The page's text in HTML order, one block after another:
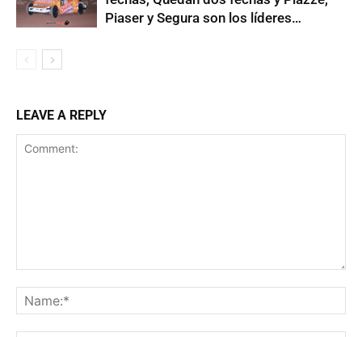
Piaser y Segura son los líderes…
LEAVE A REPLY